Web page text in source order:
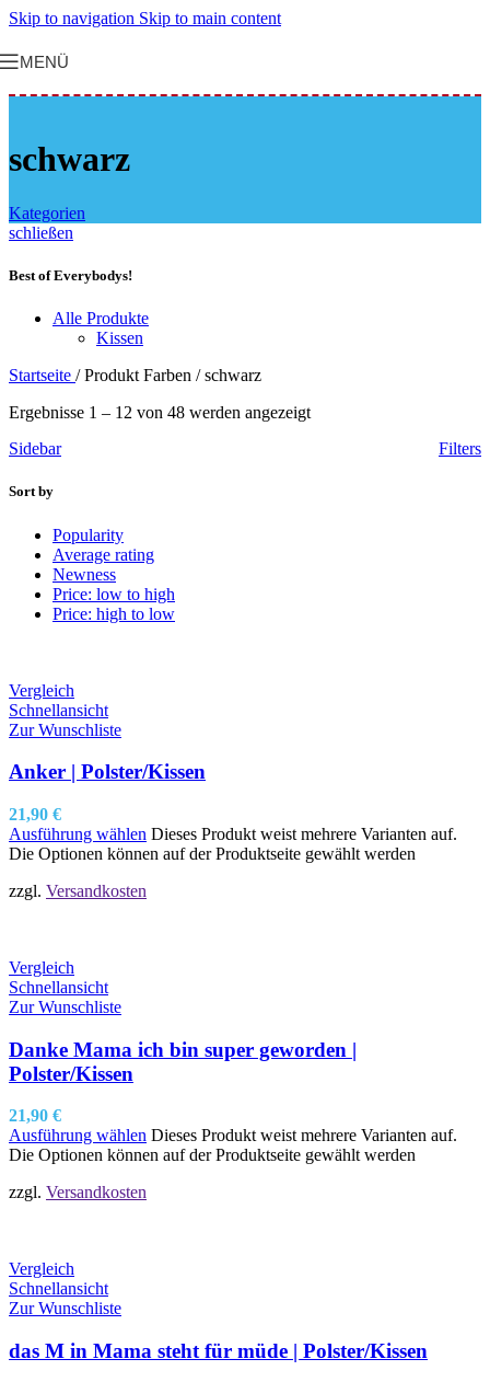
Skip to navigation Skip to main content
MENÜ
schwarz
Kategorien
schließen
Best of Everybodys!
Alle Produkte
Kissen
Startseite / Produkt Farben / schwarz
Ergebnisse 1 – 12 von 48 werden angezeigt
Sidebar
Filters
Sort by
Popularity
Average rating
Newness
Price: low to high
Price: high to low
Vergleich
Schnellansicht
Zur Wunschliste
Anker | Polster/Kissen
21,90 €
Ausführung wählen Dieses Produkt weist mehrere Varianten auf.
Die Optionen können auf der Produktseite gewählt werden
zzgl. Versandkosten
Vergleich
Schnellansicht
Zur Wunschliste
Danke Mama ich bin super geworden |
Polster/Kissen
21,90 €
Ausführung wählen Dieses Produkt weist mehrere Varianten auf.
Die Optionen können auf der Produktseite gewählt werden
zzgl. Versandkosten
Vergleich
Schnellansicht
Zur Wunschliste
das M in Mama steht für müde | Polster/Kissen